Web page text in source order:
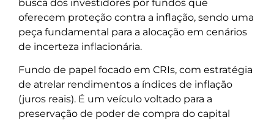
busca dos investidores por fundos que
oferecem proteção contra a inflação, sendo uma
peça fundamental para a alocação em cenários
de incerteza inflacionária.
Fundo de papel focado em CRIs, com estratégia
de atrelar rendimentos a índices de inflação
(juros reais). É um veículo voltado para a
preservação de poder de compra do capital